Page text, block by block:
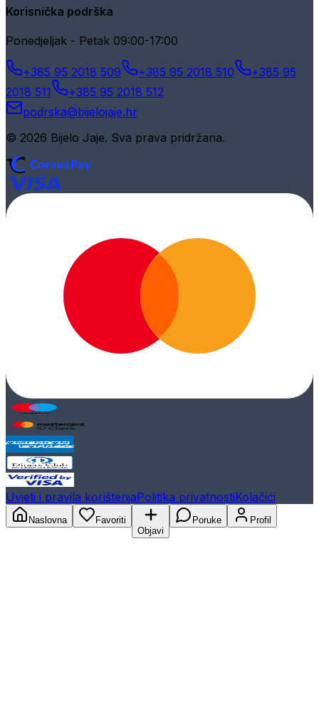
Korisnička podrška
Ponedjeljak - Petak 09:00-17:00
+385 95 2018 509 +385 95 2018 510
+385 95
2018 511
+385 95 2018 512
podrska@bijelojaje.hr
© 2026 Bijelo Jaje. Sva prava pridržana.
Uvjeti i pravila korištenjaPolitika privatnostiKolačići
Naslovna
Favoriti
Objavi
Poruke Profil